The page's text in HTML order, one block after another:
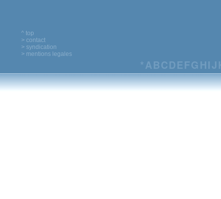
^ top
> contact
> syndication
> mentions legales
*ABCDEFG HIJ